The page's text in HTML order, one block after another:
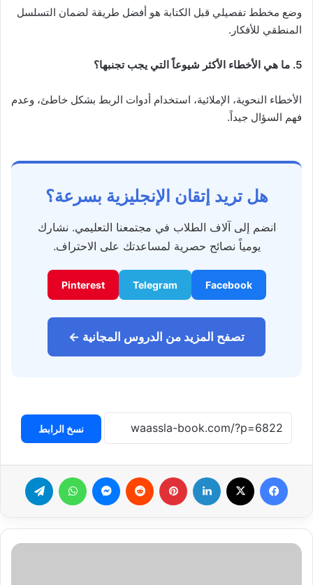
وضع مخطط تفصيلي قبل الكتابة هو أفضل طريقة لضمان التسلسل
المنطقي للأفكار.
5. ما هي الأخطاء الأكثر شيوعاً التي يجب تجنبها؟
الأخطاء النحوية، الإملائية، استخدام أدوات الربط بشكل خاطئ، وعدم
فهم السؤال جيداً.
هل تريد إتقان الإنجليزية بسرعة؟
انضم إلى آلاف الطلاب في مجتمعنا التعليمي. نشارك
يومياً نصائح حصرية لمساعدتك على الاحتراف.
Facebook
Telegram
Pinterest
تصفح المزيد من الدروس المجانية ←
نسخ الرابط
فيسبوك لينكدإن بينتيريست ماسنجر واتساب
الإنجليزية